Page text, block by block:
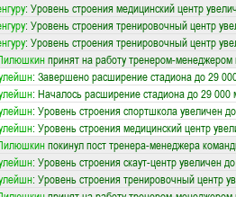
: Уровень строения медицинский центр
: Уровень строения тренировочный центр
: Уровень строения тренировочный центр
принят на работу тренером-
: Завершено расширение стадиона до 29
: Началось расширение стадиона до 29 000
: Уровень строения спортшкола увеличен
: Уровень строения медицинский центр
покинул пост тренера-менеджера
: Уровень строения скаут-центр увеличен
: Уровень строения тренировочный центр